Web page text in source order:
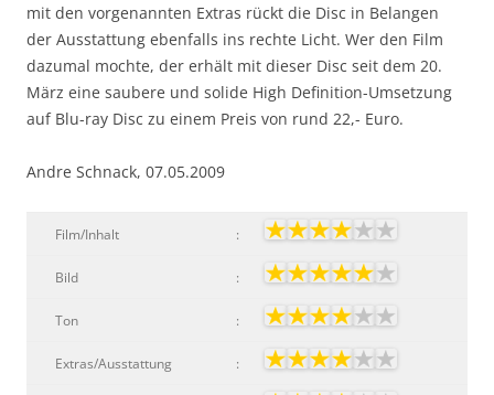
mit den vorgenannten Extras rückt die Disc in Belangen
der Ausstattung ebenfalls ins rechte Licht. Wer den Film
dazumal mochte, der erhält mit dieser Disc seit dem 20.
März eine saubere und solide High Definition-Umsetzung
auf Blu-ray Disc zu einem Preis von rund 22,- Euro.
Andre Schnack, 07.05.2009
Film/Inhalt :
Bild :
Ton :
Extras/Ausstattung :